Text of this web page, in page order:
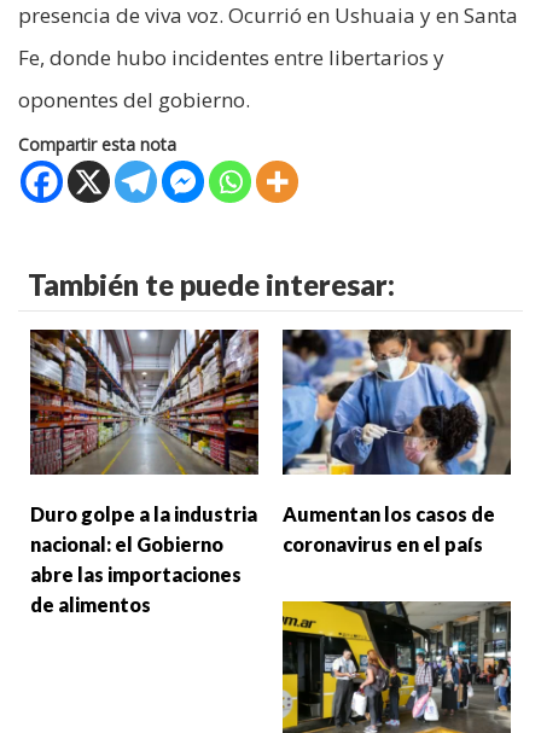
presencia de viva voz. Ocurrió en Ushuaia y en Santa
Fe, donde hubo incidentes entre libertarios y
oponentes del gobierno.
Compartir esta nota
También te puede interesar:
Duro golpe a la industria
nacional: el Gobierno
abre las importaciones
de alimentos
Aumentan los casos de
coronavirus en el país